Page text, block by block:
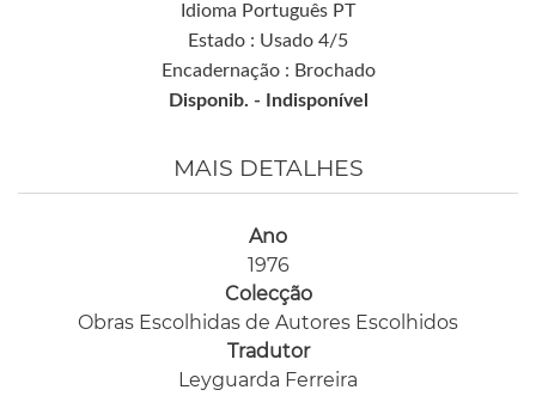
Idioma Português PT
Estado : Usado 4/5
Encadernação : Brochado
Disponib. -
Indisponível
MAIS DETALHES
Ano
1976
Colecção
Obras Escolhidas de Autores Escolhidos
Tradutor
Leyguarda Ferreira